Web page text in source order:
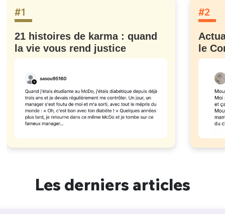
#1
21 histoires de karma : quand
la vie vous rend justice
#2
le
Les derniers articles